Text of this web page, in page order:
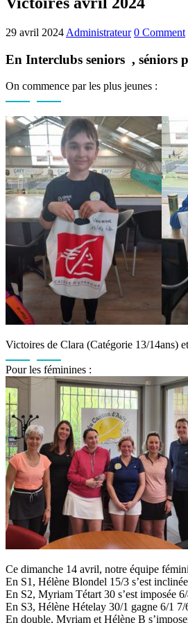
29 avril 2024 Administrateur 0 Comment
En Interclubs seniors , séniors
On commence par les plus jeunes :
Victoires de Clara (Catégorie 13/
Pour les féminines :
Ce dimanche 14 avril, notre équipe
En S1, Hélène Blondel 15/3 s’est
En S2, Myriam Tétart 30 s’est imposée
En S3, Hélène Hételay 30/1 gagne 6/1
En double, Myriam et Hélène B